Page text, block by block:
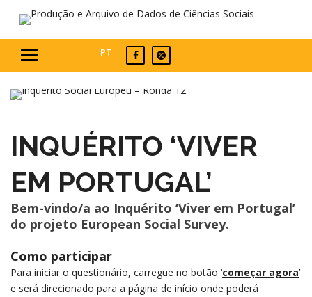
PT
INQUÉRITO ‘VIVER
EM PORTUGAL’
Bem-vindo/a ao Inquérito ‘Viver em Portugal’
do projeto European Social Survey.
Como participar
Para iniciar o questionário, carregue no botão ‘começar agora’
e será direcionado para a página de início onde poderá